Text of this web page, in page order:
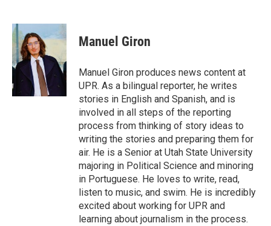
c
e
b
o
o
k
n
k
e
d
I
n
a
i
Manuel Giron
Manuel Giron produces news content at
UPR. As a bilingual reporter, he writes
stories in English and Spanish, and is
involved in all steps of the reporting
process from thinking of story ideas to
writing the stories and preparing them for
air. He is a Senior at Utah State University
majoring in Political Science and minoring
in Portuguese. He loves to write, read,
listen to music, and swim. He is incredibly
excited about working for UPR and
learning about journalism in the process.